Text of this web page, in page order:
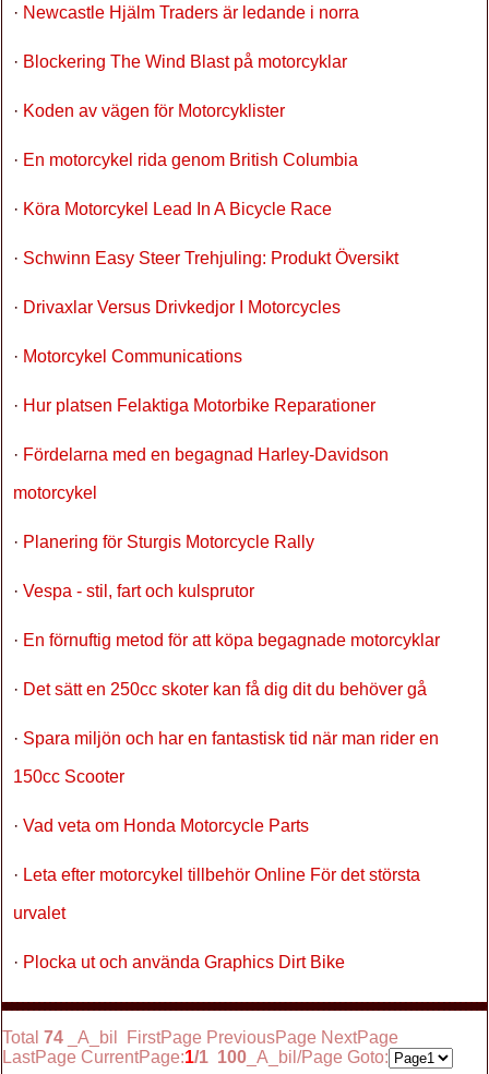
· Newcastle Hjälm Traders är ledande i norra
· Blockering The Wind Blast på motorcyklar
· Koden av vägen för Motorcyklister
· En motorcykel rida genom British Columbia
· Köra Motorcykel Lead In A Bicycle Race
· Schwinn Easy Steer Trehjuling: Produkt Översikt
· Drivaxlar Versus Drivkedjor I Motorcycles
· Motorcykel Communications
· Hur platsen Felaktiga Motorbike Reparationer
· Fördelarna med en begagnad Harley-Davidson
motorcykel
· Planering för Sturgis Motorcycle Rally
· Vespa - stil, fart och kulsprutor
· En förnuftig metod för att köpa begagnade motorcyklar
· Det sätt en 250cc skoter kan få dig dit du behöver gå
· Spara miljön och har en fantastisk tid när man rider en
150cc Scooter
· Vad veta om Honda Motorcycle Parts
· Leta efter motorcykel tillbehör Online För det största
urvalet
· Plocka ut och använda Graphics Dirt Bike
Total 74 _A_bil FirstPage PreviousPage NextPage
LastPage CurrentPage:1/1 100 _A_bil/Page Goto: